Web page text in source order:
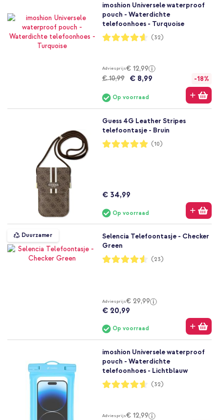
imoshion Universele waterproof
pouch - Waterdichte
telefoonhoes - Turquoise
Waardering:
92%
(32)
Adviesprijs€ 12,99
€ 10,99
€ 8,99 -18%
Op voorraad
Guess 4G Leather Stripes
telefoontasje - Bruin
Waardering:
100%
(10)
€ 34,99
Op voorraad
Duurzamer
Selencia Telefoontasje - Checker
Green
Waardering:
91%
(23)
Adviesprijs€ 29,99
€ 20,99
Op voorraad
imoshion Universele waterproof
pouch - Waterdichte
telefoonhoes - Lichtblauw
Waardering:
92%
(32)
Adviesprijs€ 12,99